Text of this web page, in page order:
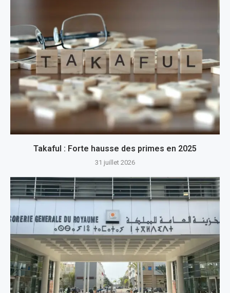
Takaful : Forte hausse des primes en 2025
31 juillet 2026